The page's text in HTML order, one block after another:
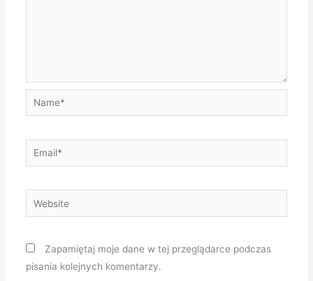
Name*
Email*
Website
Zapamiętaj moje dane w tej przeglądarce podczas
pisania kolejnych komentarzy.